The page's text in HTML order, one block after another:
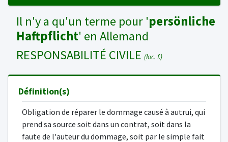
Il n'y a qu'un terme pour 'persönliche
Haftpflicht' en Allemand
RESPONSABILITÉ CIVILE (loc. f.)
Définition(s)
Obligation de réparer le dommage causé à autrui, qui
prend sa source soit dans un contrat, soit dans la
faute de l'auteur du dommage, soit par le simple fait